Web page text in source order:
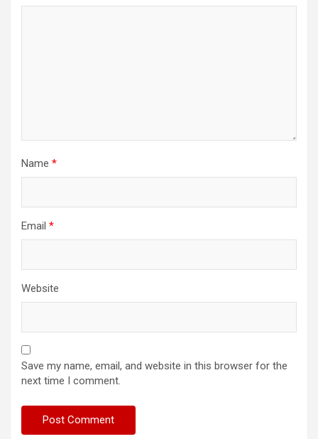
Name *
Email *
Website
Save my name, email, and website in this browser for the
next time I comment.